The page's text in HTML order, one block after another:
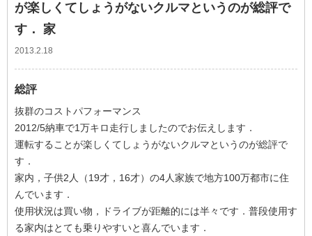
が楽しくてしょうがないクルマというのが総評で
す． 家
2013.2.18
総評
抜群のコストパフォーマンス
2012/5納車で1万キロ走行しましたのでお伝えします．
運転することが楽しくてしょうがないクルマというのが総評で
す．
家内，子供2人（19才，16才）の4人家族で地方100万都市に住
んでいます．
使用状況は買い物，ドライブが距離的には半々です．普段使用す
る家内はとても乗りやすいと喜んでいます．